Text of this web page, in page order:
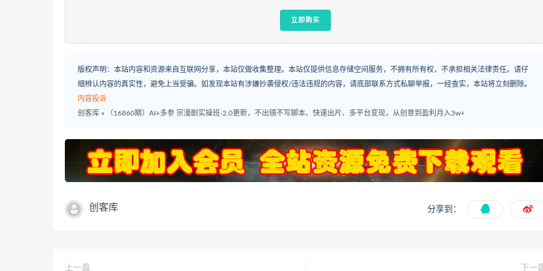
立即购买
版权声明：本站内容和资源来自互联网分享，本站仅做收集整理。本站仅提供信息存储空间服务，不拥有所有权，不承担相关法律责任。请仔
细辨认内容的真实性，避免上当受骗。如发现本站有涉嫌抄袭侵权/违法违规的内容，请底部联系方式私聊举报，一经查实，本站将立刻删除。
内容投诉
创客库 » （16860期）AI+多参 宗漫剧实操班-2.0更新，不出镜不写脚本、快速出片、多平台变现，从创意到盈利月入3w+
创客库 分享到：
上一篇 下一